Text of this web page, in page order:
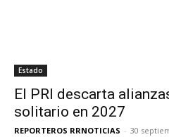
Estado
El PRI descarta
solitario en 2027
REPORTEROS RRNOTICIAS - 30